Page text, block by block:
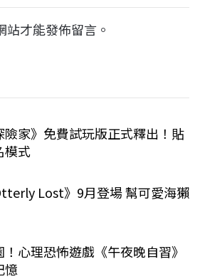
站才能發佈留言。
家》免費試玩版正式釋出！貼
模式
Lost》9月登場 幫可愛海獺
心理恐怖遊戲《午夜晚自習》
憶